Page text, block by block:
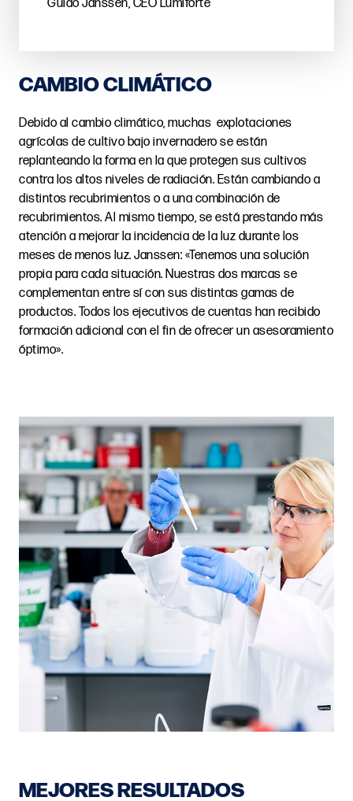
Guido Janssen, CEO Lumiforte
CAMBIO CLIMÁTICO
Debido al cambio climático, muchas explotaciones
agrícolas de cultivo bajo invernadero se están
replanteando la forma en la que protegen sus cultivos
contra los altos niveles de radiación. Están cambiando a
distintos recubrimientos o a una combinación de
recubrimientos. Al mismo tiempo, se está prestando más
atención a mejorar la incidencia de la luz durante los
meses de menos luz. Janssen: «Tenemos una solución
propia para cada situación. Nuestras dos marcas se
complementan entre sí con sus distintas gamas de
productos. Todos los ejecutivos de cuentas han recibido
formación adicional con el fin de ofrecer un asesoramiento
óptimo».
MEJORES RESULTADOS